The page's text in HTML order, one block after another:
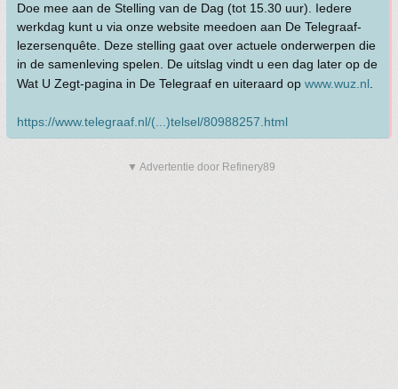
Doe mee aan de Stelling van de Dag (tot 15.30 uur). Iedere
werkdag kunt u via onze website meedoen aan De Telegraaf-
lezersenquête. Deze stelling gaat over actuele onderwerpen die
in de samenleving spelen. De uitslag vindt u een dag later op de
Wat U Zegt-pagina in De Telegraaf en uiteraard op www.wuz.nl
https://www.telegraaf.nl/(...)telsel/80988257.html
▼ Advertentie door Refinery89